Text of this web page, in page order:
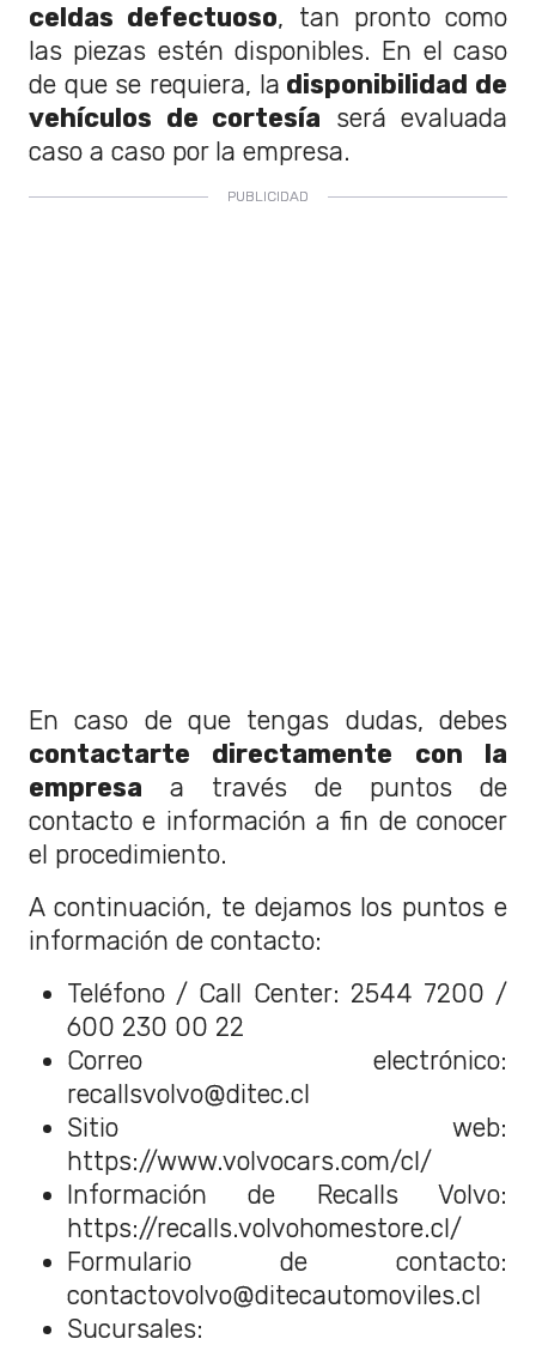
celdas defectuoso, tan pronto como
las piezas estén disponibles. En el caso
de que se requiera, la disponibilidad de
vehículos de cortesía será evaluada
caso a caso por la empresa.
En caso de que tengas dudas, debes
contactarte directamente con la
empresa a través de puntos de
contacto e información a fin de conocer
el procedimiento.
A continuación, te dejamos los puntos e
información de contacto:
Teléfono / Call Center: 2544 7200 /
600 230 00 22
Correo electrónico:
recallsvolvo@ditec.cl
Sitio web:
https://www.volvocars.com/cl/
Información de Recalls Volvo:
https://recalls.volvohomestore.cl/
Formulario de contacto:
contactovolvo@ditecautomoviles.cl
Sucursales: